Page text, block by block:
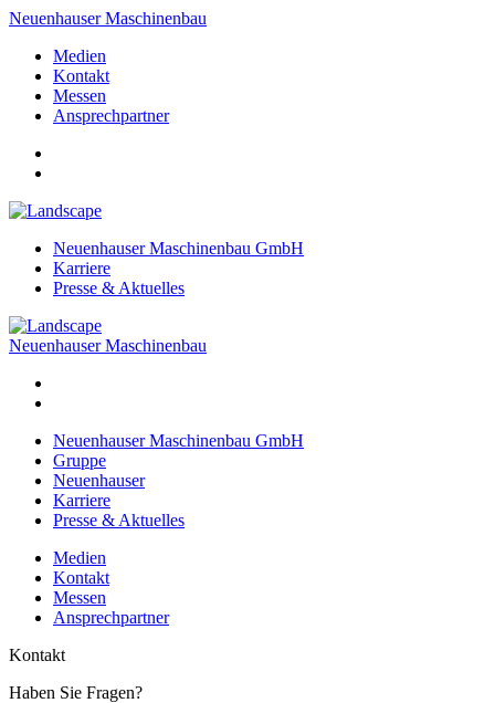
Neuenhauser Maschinenbau
Medien
Kontakt
Messen
Ansprechpartner
Neuenhauser Maschinenbau GmbH
Karriere
Presse & Aktuelles
Neuenhauser Maschinenbau
Neuenhauser Maschinenbau GmbH
Gruppe
Neuenhauser
Karriere
Presse & Aktuelles
Medien
Kontakt
Messen
Ansprechpartner
Kontakt
Haben Sie Fragen?